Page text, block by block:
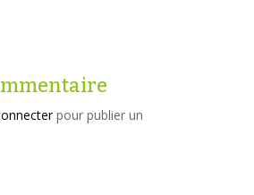
pour publier un